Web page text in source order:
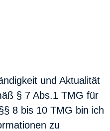
und Aktualität
§ 7 Abs.1 TMG für
8 bis 10 TMG bin ich
zu